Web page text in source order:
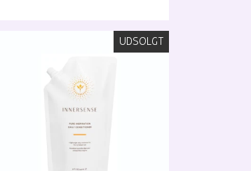
UDSOLGT